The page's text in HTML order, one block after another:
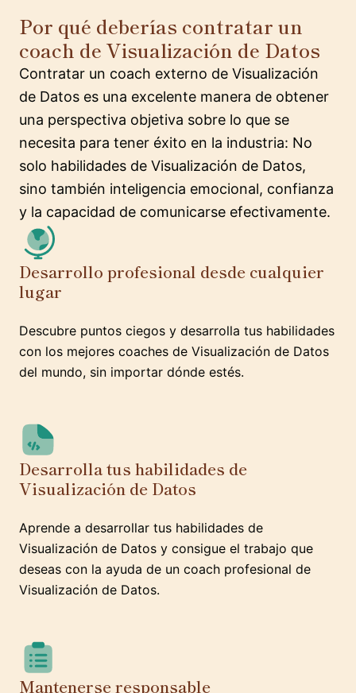
Por qué deberías contratar un
coach de Visualización de Datos
Contratar un coach externo de Visualización
de Datos es una excelente manera de obtener
una perspectiva objetiva sobre lo que se
necesita para tener éxito en la industria: No
solo habilidades de Visualización de Datos,
sino también inteligencia emocional, confianza
y la capacidad de comunicarse efectivamente.
Desarrollo profesional desde cualquier
lugar
Descubre puntos ciegos y desarrolla tus habilidades
con los mejores coaches de Visualización de Datos
del mundo, sin importar dónde estés.
Desarrolla tus habilidades de
Visualización de Datos
Aprende a desarrollar tus habilidades de
Visualización de Datos y consigue el trabajo que
deseas con la ayuda de un coach profesional de
Visualización de Datos.
Mantenerse responsable